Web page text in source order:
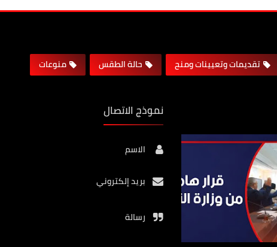
تقديمات وتعيينات ومنح حالة الطقس منوعات
نموذج الاتصال
الاسم
بريد إلكتروني
رسالة